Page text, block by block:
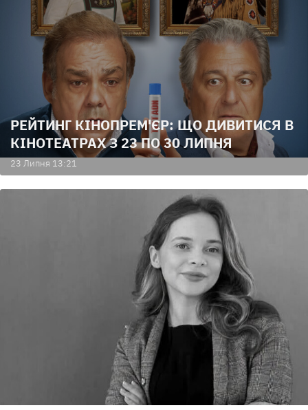
РЕЙТИНГ КІНОПРЕМ'ЄР: ЩО ДИВИТИСЯ В
КІНОТЕАТРАХ З 23 ПО 30 ЛИПНЯ
23 Липня 13:21